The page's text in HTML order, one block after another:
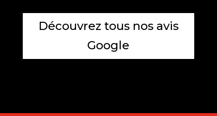
Découvrez tous nos avis
Google